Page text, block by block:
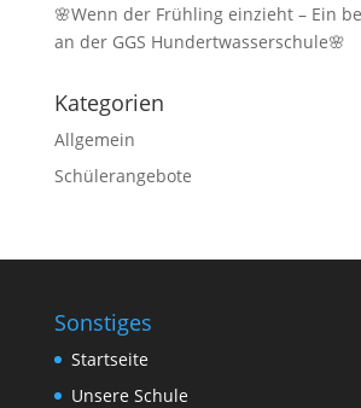
🌸Wenn der Frühling einzieht – Ein
an der GGS Hundertwasserschule🌸
Kategorien
Allgemein
Schülerangebote
Sonstiges
Startseite
Unsere Schule